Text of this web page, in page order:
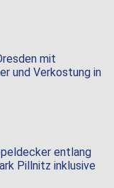
mit
und Verkostung in
entlang
Pillnitz inklusive